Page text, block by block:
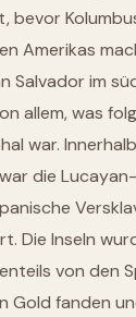
bevor
Amerikas
Salvador im
allem, was
war. Innerhalb
die Lucayan-
Die Inseln
von den
Gold fanden